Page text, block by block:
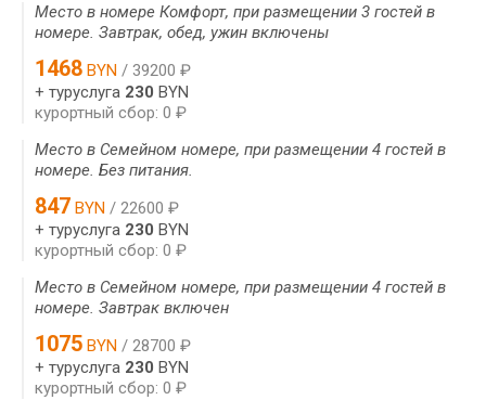
Место в номере Комфорт, при размещении 3 гостей в
номере. Завтрак, обед, ужин включены
1468 BYN / 39200 ₽
+ туруслуга 230 BYN
курортный сбор: 0 ₽
Место в Семейном номере, при размещении 4 гостей в
номере. Без питания.
847 BYN / 22600 ₽
+ туруслуга 230 BYN
курортный сбор: 0 ₽
Место в Семейном номере, при размещении 4 гостей в
номере. Завтрак включен
1075 BYN / 28700 ₽
+ туруслуга 230 BYN
курортный сбор: 0 ₽